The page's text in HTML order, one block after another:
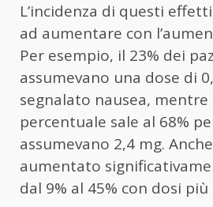
L’incidenza di questi
ad aumentare con
Per esempio, il 23% dei
assumevano una dose di
segnalato nausea, mentre
percentuale sale al 68%
assumevano 2,4 mg.
aumentato
dal 9% al 45% con dosi più